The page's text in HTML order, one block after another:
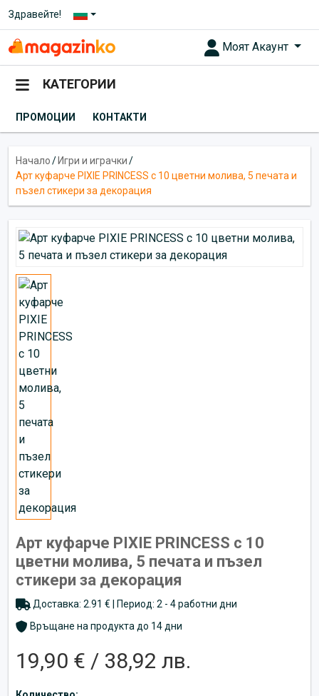
Здравейте!
Моят Акаунт
КАТЕГОРИИ
ПРОМОЦИИ КОНТАКТИ
Начало/ Игри и играчки/
Арт куфарче PIXIE PRINCESS с 10 цветни молива, 5 печата и
пъзел стикери за декорация
Арт куфарче PIXIE PRINCESS с 10
цветни молива, 5 печата и пъзел
стикери за декорация
Доставка: 2.91 € | Период: 2 - 4 работни дни
Връщане на продукта до 14 дни
19,90 € / 38,92 лв.